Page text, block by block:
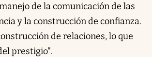
de la comunicación de las
y la construcción de confianza.
de relaciones, lo que
prestigio".